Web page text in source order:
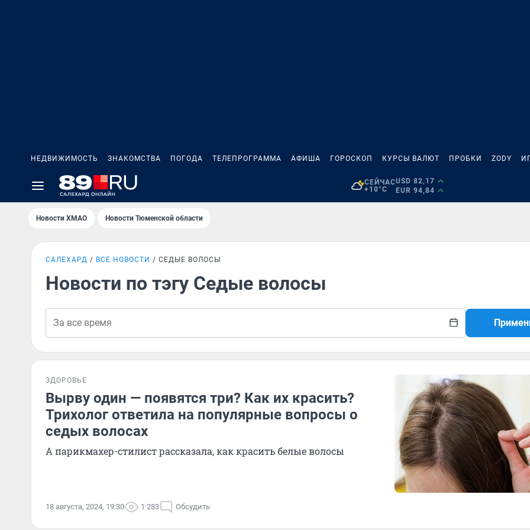
НЕДВИЖИМОСТЬ ЗНАКОМСТВА ПОГОДА ТЕЛЕПРОГРАММА АФИША ГОРОСКОП КУРСЫ ВАЛЮТ ПРОБКИ ZODY
СЕЙЧАС
+10°C
USD 82,17
EUR 94,84
Новости ХМАО Новости Тюменской области
САЛЕХАРД ВСЕ НОВОСТИ СЕДЫЕ ВОЛОСЫ
Новости по тэгу Седые волосы
ЗДОРОВЬЕ
Вырву один — появятся три? Как их красить?
Трихолог ответила на популярные вопросы о
седых волосах
А парикмахер-стилист рассказала, как красить белые волосы
18 августа, 2024, 19:30 1 283 Обсудить